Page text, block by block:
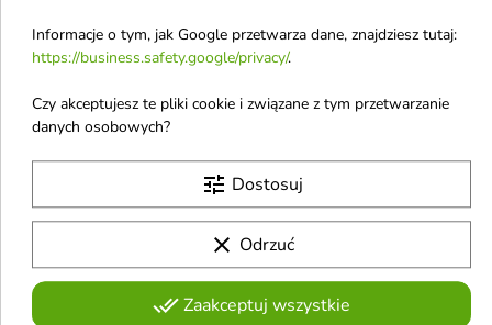
Farby do włosów
Farby do stałej koloryzacji
Henny do brwi i rzęs
Prosalon Professional
Dekoloryzator do
włosów 2x100 g
9,60 €
Pokazano 1-3 z 3 pozycji
Informacje o tym, jak Google przetwarza dane, znajdziesz tutaj:
https://business.safety.google/privacy/.
Czy akceptujesz te pliki cookie i związane z tym przetwarzanie
danych osobowych?
tune Dostosuj
clear Odrzuć
done_allZaakceptuj wszystkie